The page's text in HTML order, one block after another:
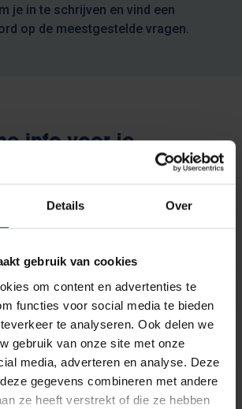
Details Over
gebruik van cookies
om content en advertenties te
functies voor social media te bieden
te analyseren. Ook delen we
gebruik van onze site met onze
media, adverteren en analyse. Deze
gegevens combineren met andere
ze heeft verstrekt of die ze hebben
je in te schrijven en vind een
op de meestgestelde vragen.
info voor je
en financiële